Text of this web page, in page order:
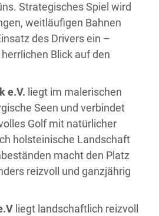
Strategisches Spiel wird
weitläufigen Bahnen
des Drivers ein –
Blick auf den
e.V. liegt im malerischen
Seen und verbindet
Golf mit natürlicher
holsteinische Landschaft
macht den Platz
reizvoll und ganzjährig
liegt landschaftlich reizvoll